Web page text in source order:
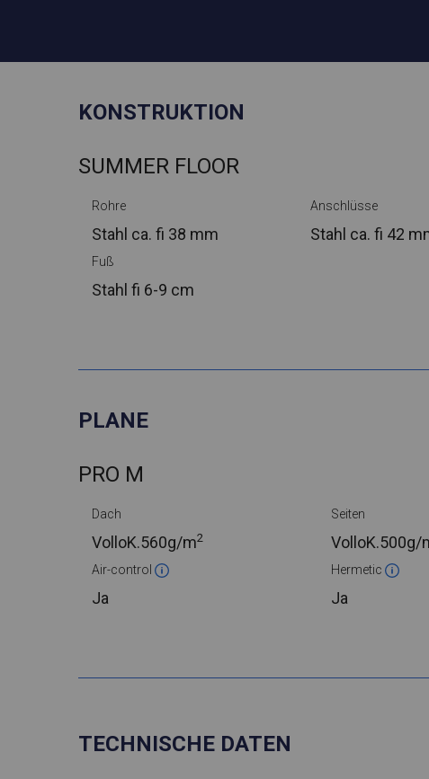
KONSTRUKTION
SUMMER FLOOR
Rohre
Stahl ca. fi 38 mm
Anschlüsse
Stahl ca. fi 42
Fuß
Stahl fi 6-9 cm
PLANE
PRO M
Dach
VolloK.560g/m2
Seiten
VolloK.500g/
Air-control
Ja
Hermetic
Ja
TECHNISCHE DATEN